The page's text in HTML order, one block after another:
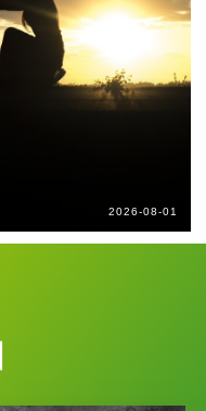
2026-08-01